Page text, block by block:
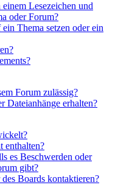
Lesezeichen und
oder Forum?
Thema setzen oder ein
Forum zulässig?
Dateianhänge erhalten?
enthalten?
es Beschwerden oder
gibt?
Boards kontaktieren?